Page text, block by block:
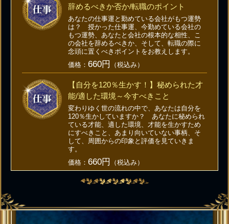
辞めるべきか否か/転職のポイント
あなたの仕事運と勤めている会社がもつ運勢
は？ 授かった仕事運、今勤めている会社の
もつ運勢、あなたと会社の根本的な相性、こ
の会社を辞めるべきか、そして、転職の際に
念頭に置くべきポイントをお教えします。
価格：660円 （税込み）
【自分を120％生かす！】秘められた才
能/適した環境～今すべきこと
変わりゆく世の流れの中で、あなたは自分を
120％生かしていますか？ あなたに秘められ
ている才能、適した環境、才能を生かすため
にすべきこと、あまり向いていない事柄、そ
して、周囲からの印象と評価を見ていきま
す。
価格：660円 （税込み）